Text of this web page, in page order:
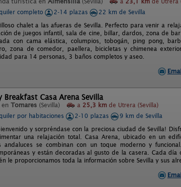
completo
2-14 plazas
22 km de Sevilla
chalet a las afueras de Sevilla. Perfecto para venir a
de juegos infantil, sala de cine, billar, dardos, zona de
con cama elástica, columpios, tobogán, ping pong,
zona de comedor, paellera, bicicletas y chimenea
para 14 personas, 3 baños completos y aseo.
Breakfast Casa Arena Sevilla
Tomares (Sevilla) a 25,3 km de Utrera (Sevilla)
por habitaciones
2-10 plazas
9 km de Sevilla
y sorpréndase con la preciosa ciudad de Sevilla!
una relajación total. Casa Arena, ubicado en un
andaluces se combinan con un toque moderno y
y están decoradas al gusto de la casera. Cada
le proporcionamos toda la información sobre Sevilla y sus